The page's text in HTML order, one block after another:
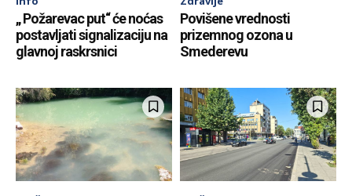
„ Požarevac put“ će noćas
postavljati signalizaciju na
glavnoj raskrsnici
Povišene vrednosti
prizemnog ozona u
Smederevu